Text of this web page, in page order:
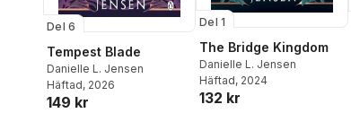
Del 6
Tempest Blade
Danielle L. Jensen
Häftad, 2026
149 kr
Del 1
The Bridge Kingdom
Danielle L. Jensen
Häftad, 2024
132 kr